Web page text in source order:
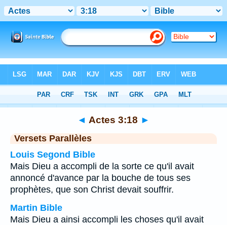
Chapitre 3> Verset 18
◄ Actes 3:18 ►
Versets Parallèles
Louis Segond Bible
Mais Dieu a accompli de la sorte ce qu'il avait
annoncé d'avance par la bouche de tous ses
prophètes, que son Christ devait souffrir.
Martin Bible
Mais Dieu a ainsi accompli les choses qu'il avait